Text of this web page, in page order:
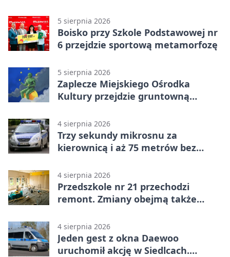
5 sierpnia 2026
Boisko przy Szkole Podstawowej nr
6 przejdzie sportową metamorfozę
5 sierpnia 2026
Zaplecze Miejskiego Ośrodka
Kultury przejdzie gruntowną
4 sierpnia 2026
Trzy sekundy mikrosnu za
kierownicą i aż 75 metrów bez
4 sierpnia 2026
Przedszkole nr 21 przechodzi
remont. Zmiany obejmą także
4 sierpnia 2026
Jeden gest z okna Daewoo
uruchomił akcję w Siedlcach.